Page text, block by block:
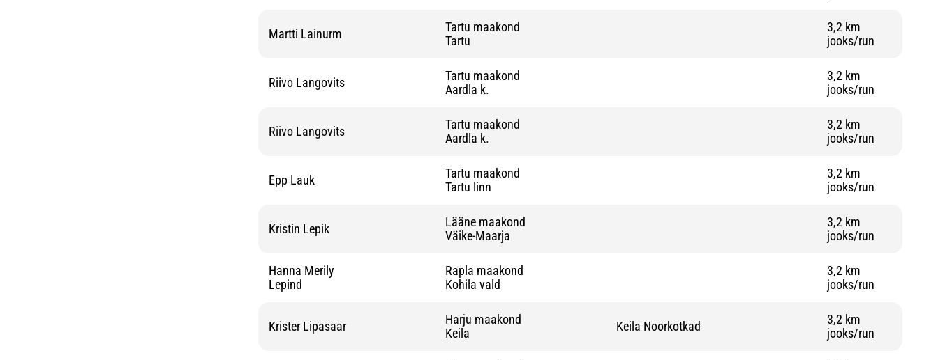
Martti Lainurm
Tartu maakond
Tartu
3,2 km
jooks/run
Riivo Langovits
Tartu maakond
Aardla k.
3,2 km
jooks/run
Riivo Langovits
Tartu maakond
Aardla k.
3,2 km
jooks/run
Epp Lauk
Tartu maakond
Tartu linn
3,2 km
jooks/run
Kristin Lepik
Lääne maakond
Väike-Maarja
3,2 km
jooks/run
Hanna Merily
Lepind
Rapla maakond
Kohila vald
3,2 km
jooks/run
Krister Lipasaar
Harju maakond
Keila
Keila Noorkotkad
3,2 km
jooks/run